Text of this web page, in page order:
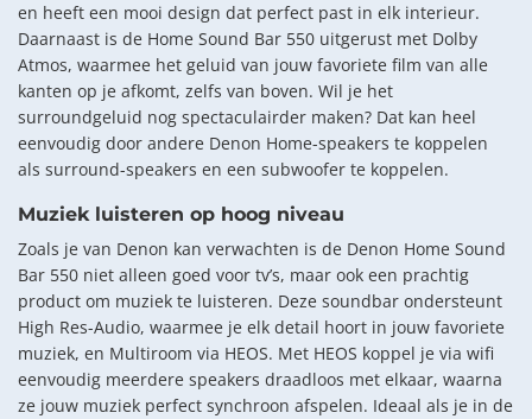
en heeft een mooi design dat perfect past in elk interieur.
Daarnaast is de Home Sound Bar 550 uitgerust met Dolby
Atmos, waarmee het geluid van jouw favoriete film van alle
kanten op je afkomt, zelfs van boven. Wil je het
surroundgeluid nog spectaculairder maken? Dat kan heel
eenvoudig door andere Denon Home-speakers te koppelen
als surround-speakers en een subwoofer te koppelen.
Muziek luisteren op hoog niveau
Zoals je van Denon kan verwachten is de Denon Home Sound
Bar 550 niet alleen goed voor tv’s, maar ook een prachtig
product om muziek te luisteren. Deze soundbar ondersteunt
High Res-Audio, waarmee je elk detail hoort in jouw favoriete
muziek, en Multiroom via HEOS. Met HEOS koppel je via wifi
eenvoudig meerdere speakers draadloos met elkaar, waarna
ze jouw muziek perfect synchroon afspelen. Ideaal als je in de